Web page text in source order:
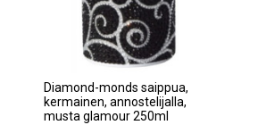
Diamond-monds saippua,
kermainen, annostelijalla,
musta glamour 250ml